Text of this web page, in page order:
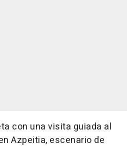
con una visita guiada al
Azpeitia, escenario de